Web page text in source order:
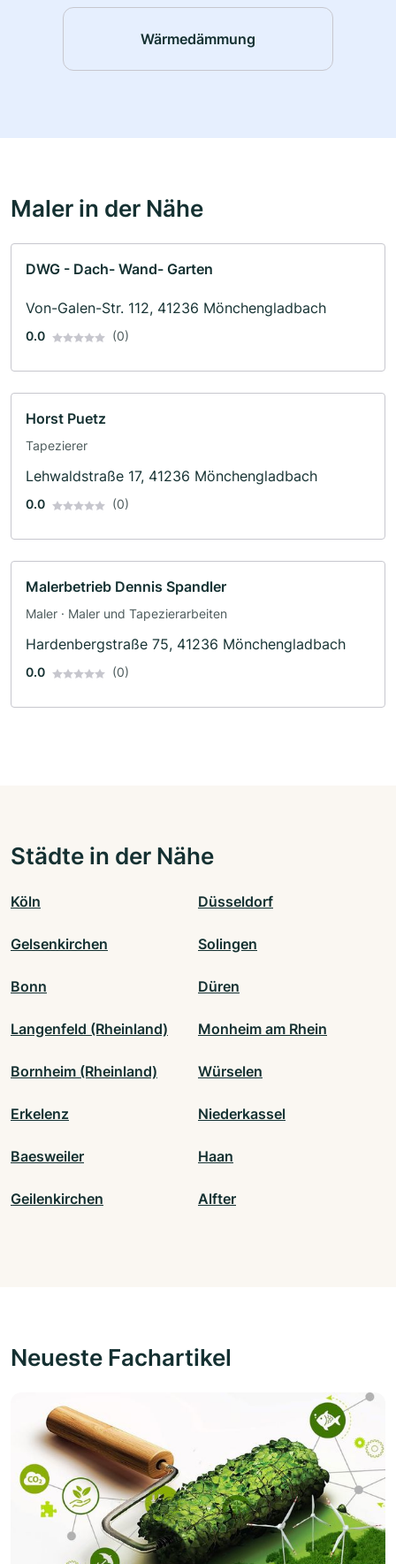
Wärmedämmung
Maler in der Nähe
DWG - Dach- Wand- Garten
Von-Galen-Str. 112, 41236 Mönchengladbach
0.0 (0)
Horst Puetz
Tapezierer
Lehwaldstraße 17, 41236 Mönchengladbach
0.0 (0)
Malerbetrieb Dennis Spandler
Maler · Maler und Tapezierarbeiten
Hardenbergstraße 75, 41236 Mönchengladbach
0.0 (0)
Städte in der Nähe
Köln Düsseldorf
Gelsenkirchen Solingen
Bonn Düren
Langenfeld (Rheinland) Monheim am Rhein
Bornheim (Rheinland) Würselen
Erkelenz Niederkassel
Baesweiler Haan
Geilenkirchen Alfter
Neueste Fachartikel